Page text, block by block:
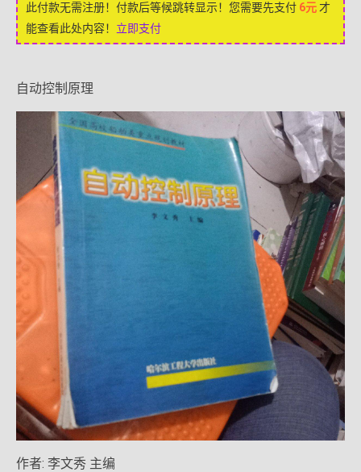
此付款无需注册！付款后等候跳转显示！您需要先支付 6元 才
能查看此处内容！ 立即支付
自动控制原理
作者: 李文秀 主编